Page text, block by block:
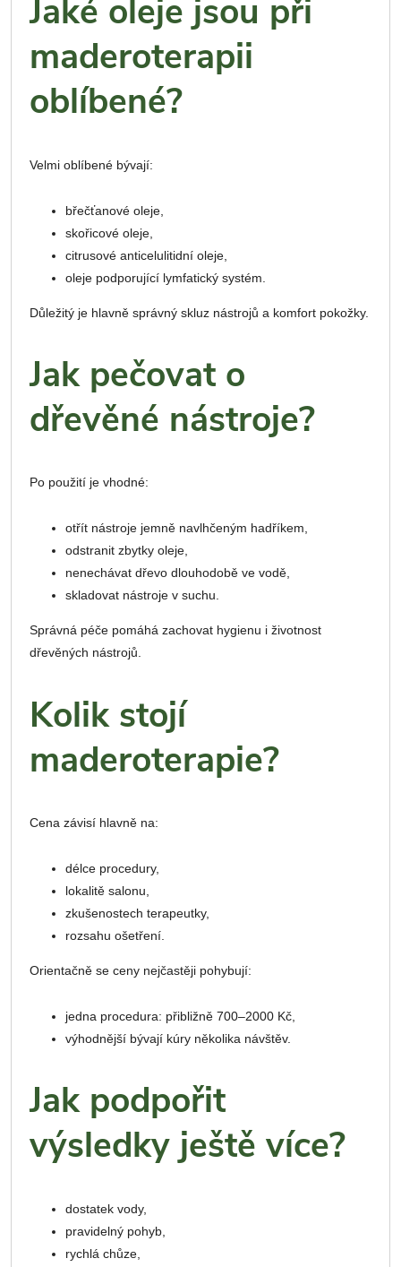
Jaké oleje jsou při
maderoterapii
oblíbené?
Velmi oblíbené bývají:
břečťanové oleje,
skořicové oleje,
citrusové anticelulitidní oleje,
oleje podporující lymfatický systém.
Důležitý je hlavně správný skluz nástrojů a komfort pokožky.
Jak pečovat o
dřevěné nástroje?
Po použití je vhodné:
otřít nástroje jemně navlhčeným hadříkem,
odstranit zbytky oleje,
nenechávat dřevo dlouhodobě ve vodě,
skladovat nástroje v suchu.
Správná péče pomáhá zachovat hygienu i životnost
dřevěných nástrojů.
Kolik stojí
maderoterapie?
Cena závisí hlavně na:
délce procedury,
lokalitě salonu,
zkušenostech terapeutky,
rozsahu ošetření.
Orientačně se ceny nejčastěji pohybují:
jedna procedura: přibližně 700–2000 Kč,
výhodnější bývají kúry několika návštěv.
Jak podpořit
výsledky ještě více?
dostatek vody,
pravidelný pohyb,
rychlá chůze,